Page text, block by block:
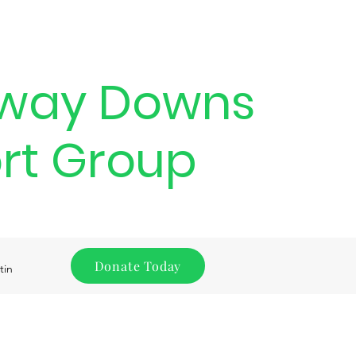
Downs
Group
Donate Today